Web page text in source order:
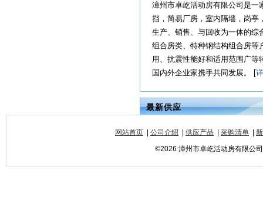
漳州市卓屹活动房有限公司是一
挡，简易厂房，室内隔墙，岗亭
生产、销售、与回收为一体的综
组合房类、特种钢结构组合房等
用、抗震性能好和适用范围广
国内外企业家携手共同发展。 [
最新供应
网站首页 公司介绍 供应产品 采购清单
©2026 漳州市卓屹活动房有限公